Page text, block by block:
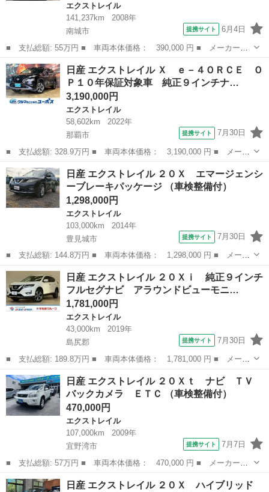
エクストレイル
141,237km
2008年
南城市
提携サイト 6月4日
■ 支払総額: 55万円 ■ 車両本体価格： 390,000 円 ■ メーカー
名： 日産 ■ 車種名： エクストレイル ■ グレード名： ２５
００ｃｃ ４ＷＤ ■ 排気量： 2500cc ■ ドア枚数： 5D ■ ミッ
シ...
沖縄 南城市 エクストレイル
日産 エクストレイル Ｘ ｅ－４ＯＲＣＥ Ｏ
Ｐ１０年保証対象車 純正９インチナ…
3,190,000円
エクストレイル
58,602km
2022年
那覇市
提携サイト 7月30日
■ 支払総額: 328.9万円 ■ 車両本体価格： 3,190,000 円 ■ メーカ
ー名： 日産 ■ 車種名： エクストレイル ■ グレード名： Ｘ
ｅ－４ＯＲＣＥ ＯＰ１０年保証対象車 純正９インチナビ（ＢＴ／
ＵＳＢ／...
沖縄 那覇市 エクストレイル
日産 エクストレイル ２０Ｘ エマージェンシ
ーブレーキパッケージ （車検整備付）
1,298,000円
エクストレイル
103,000km
2014年
豊見城市
提携サイト 7月30日
■ 支払総額: 144.8万円 ■ 車両本体価格： 1,298,000 円 ■ メーカ
ー名： 日産 ■ 車種名： エクストレイル ■ グレード名： ２０
Ｘ エマージェンシーブレーキパッケージ ■ 排気量： 2000cc ■...
沖縄 豊見城市 エクストレイル
日産 エクストレイル ２０Ｘｉ 純正９インチ
フルセグナビ アラウンドビューモニ…
1,781,000円
エクストレイル
43,000km
2019年
島尻郡
提携サイト 7月30日
■ 支払総額: 189.8万円 ■ 車両本体価格： 1,781,000 円 ■ メーカ
ー名： 日産 ■ 車種名： エクストレイル ■ グレード名： ２０
Ｘｉ 純正９インチフルセグナビ アラウンドビューモニター プロ
パイロッ...
沖縄 島尻郡 エクストレイル
日産 エクストレイル ２０Ｘｔ ナビ ＴＶ
バックカメラ ＥＴＣ （車検整備付）
470,000円
エクストレイル
107,000km
2009年
宜野湾市
提携サイト 7月7日
■ 支払総額: 57万円 ■ 車両本体価格： 470,000 円 ■ メーカー
名： 日産 ■ 車種名： エクストレイル ■ グレード名： ２０Ｘ
ｔ ナビ ＴＶ バックカメラ ＥＴＣ ■ 排気量： 2000cc ■ ド
沖縄 宜野湾市 エクストレイル
日産 エクストレイル ２０Ｘ ハイブリッド